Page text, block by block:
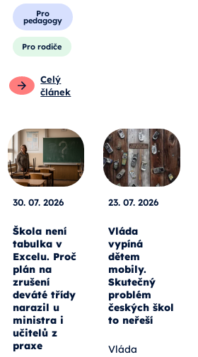
Pro
pedagogy
Pro rodiče
Celý
článek
30. 07. 2026
Škola není
tabulka v
Excelu. Proč
plán na
zrušení
deváté třídy
narazil u
ministra i
učitelů z
praxe
23. 07. 2026
Vláda
vypíná
dětem
mobily.
Skutečný
problém
českých škol
to neřeší
Vláda